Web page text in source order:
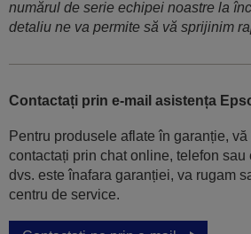
numărul de serie echipei noastre la
detaliu ne va permite să vă sprijinim
Contactați prin e-mail asistența
Pentru produsele aflate în garanție,
contactați prin chat online, telefon sau
dvs. este înafara garanției, va rugam
centru de service.